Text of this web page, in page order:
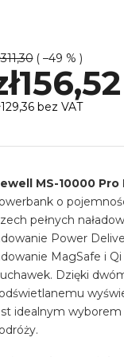
( –49 % )
bez VAT
MS-10000 Pro
o
pełnych
Power
MagSafe i
Dzięki
idealnym